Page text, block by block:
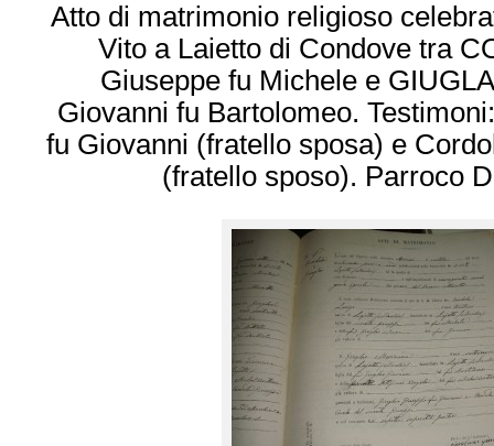
Atto di matrimonio religioso
Vito a Laietto di Condove tra
Giuseppe fu Michele e
Giovanni fu Bartolomeo.
fu Giovanni (fratello sposa) e
(fratello sposo). Parroco